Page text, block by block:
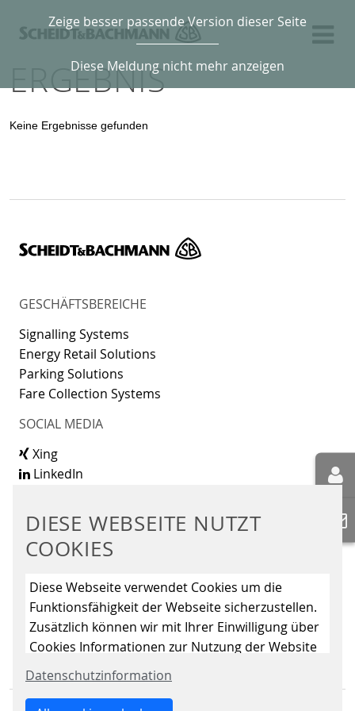
Zeige besser passende Version dieser Seite
Diese Meldung nicht mehr anzeigen
DIESE WEBSEITE NUTZT
COOKIES
Diese Webseite verwendet Cookies um die
Funktionsfähigkeit der Webseite sicherzustellen.
Zusätzlich können wir mit Ihrer Einwilligung über
Cookies Informationen zur Nutzung der Website
sammeln, um die Webseite ständig zu
verbessern. Mit dem Klick auf den Button „Nur
essenzielle Cookies erlauben“ lehnen Sie die
Datenschutzinformation
ERGEBNIS
Keine Ergebnisse gefunden
GESCHÄFTSBEREICHE
Signalling Systems
Energy Retail Solutions
Parking Solutions
Fare Collection Systems
SOCIAL MEDIA
Xing
LinkedIn
Instagram
Instagram Parking Solutions
Scheidt & Bachmann GmbH
Breite Straße 132
41238 Mönchengladbach